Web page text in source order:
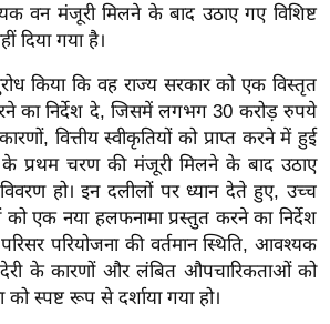
वन मंजूरी मिलने के बाद उठाए गए विशिष्ट
दिया गया है।
किया कि वह राज्य सरकार को एक विस्तृत
करने का निर्देश दे, जिसमें लगभग 30 करोड़ रुपये
वित्तीय स्वीकृतियों को प्राप्त करने में हुई
के प्रथम चरण की मंजूरी मिलने के बाद उठाए
हो। इन दलीलों पर ध्यान देते हुए, उच्च
को एक नया हलफनामा प्रस्तुत करने का निर्देश
परियोजना की वर्तमान स्थिति, आवश्यक
के कारणों और लंबित औपचारिकताओं को
स्पष्ट रूप से दर्शाया गया हो।